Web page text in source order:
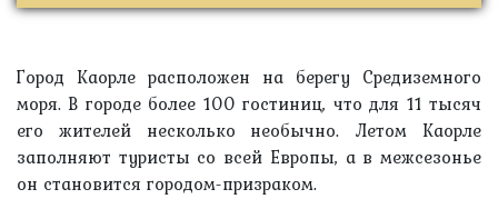
Город Каорле расположен на берегу Средиземного
моря. В городе более 100 гостиниц, что для 11 тысяч
его жителей несколько необычно. Летом Каорле
заполняют туристы со всей Европы, а в межсезонье
он становится городом-призраком.